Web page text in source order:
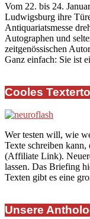
21
Vom 22. bis 24.
Ludwigsburg ihre
Antiquariatsmesse
Autographen und
zeitgenössischen
Ganz einfach: Sie ist
Cooles
Wer testen will, wie
Texte schreiben
(Affiliate Link).
lassen. Das Briefing
Texten gibt es eine
Unsere